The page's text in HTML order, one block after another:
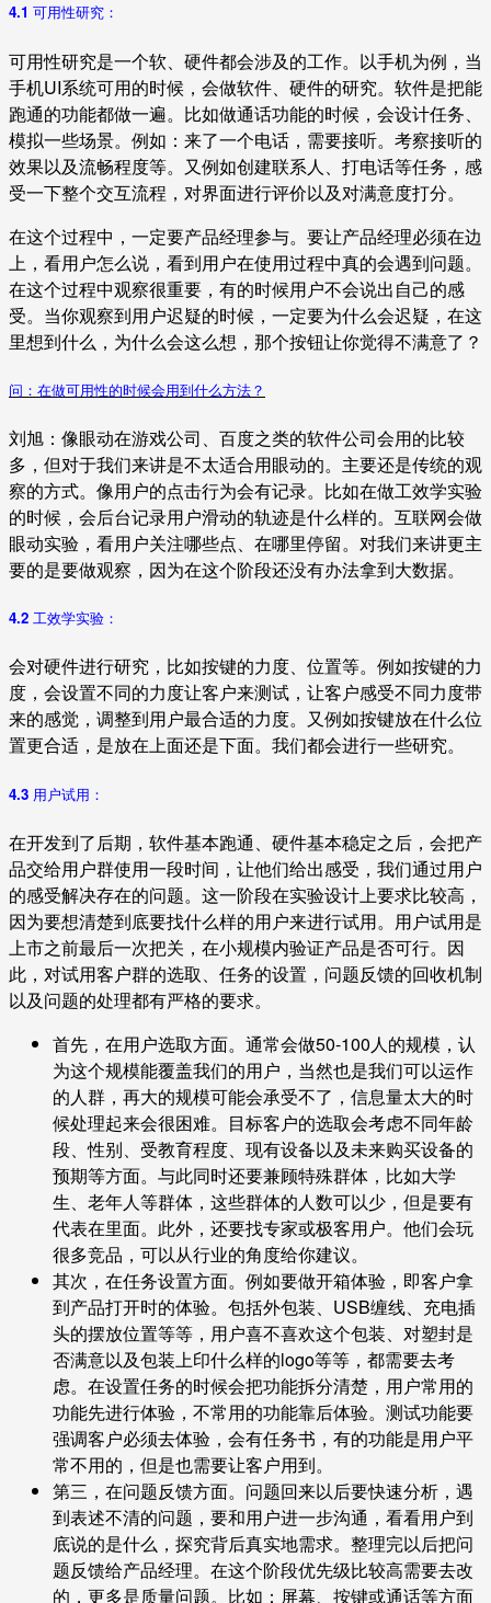
4.1 可用性研究：
可用性研究是一个软、硬件都会涉及的工作。以手机为例，当
手机UI系统可用的时候，会做软件、硬件的研究。软件是把能
跑通的功能都做一遍。比如做通话功能的时候，会设计任务、
模拟一些场景。例如：来了一个电话，需要接听。考察接听的
效果以及流畅程度等。又例如创建联系人、打电话等任务，感
受一下整个交互流程，对界面进行评价以及对满意度打分。
在这个过程中，一定要产品经理参与。要让产品经理必须在边
上，看用户怎么说，看到用户在使用过程中真的会遇到问题。
在这个过程中观察很重要，有的时候用户不会说出自己的感
受。当你观察到用户迟疑的时候，一定要为什么会迟疑，在这
里想到什么，为什么会这么想，那个按钮让你觉得不满意了？
问：在做可用性的时候会用到什么方法？
刘旭：像眼动在游戏公司、百度之类的软件公司会用的比较
多，但对于我们来讲是不太适合用眼动的。主要还是传统的观
察的方式。像用户的点击行为会有记录。比如在做工效学实验
的时候，会后台记录用户滑动的轨迹是什么样的。互联网会做
眼动实验，看用户关注哪些点、在哪里停留。对我们来讲更主
要的是要做观察，因为在这个阶段还没有办法拿到大数据。
4.2 工效学实验：
会对硬件进行研究，比如按键的力度、位置等。例如按键的力
度，会设置不同的力度让客户来测试，让客户感受不同力度带
来的感觉，调整到用户最合适的力度。又例如按键放在什么位
置更合适，是放在上面还是下面。我们都会进行一些研究。
4.3 用户试用：
在开发到了后期，软件基本跑通、硬件基本稳定之后，会把产
品交给用户群使用一段时间，让他们给出感受，我们通过用户
的感受解决存在的问题。这一阶段在实验设计上要求比较高，
因为要想清楚到底要找什么样的用户来进行试用。用户试用是
上市之前最后一次把关，在小规模内验证产品是否可行。因
此，对试用客户群的选取、任务的设置，问题反馈的回收机制
以及问题的处理都有严格的要求。
首先，在用户选取方面。通常会做50-100人的规模，认
为这个规模能覆盖我们的用户，当然也是我们可以运作
的人群，再大的规模可能会承受不了，信息量太大的时
候处理起来会很困难。目标客户的选取会考虑不同年龄
段、性别、受教育程度、现有设备以及未来购买设备的
预期等方面。与此同时还要兼顾特殊群体，比如大学
生、老年人等群体，这些群体的人数可以少，但是要有
代表在里面。此外，还要找专家或极客用户。他们会玩
很多竞品，可以从行业的角度给你建议。
其次，在任务设置方面。例如要做开箱体验，即客户拿
到产品打开时的体验。包括外包装、USB缠线、充电插
头的摆放位置等等，用户喜不喜欢这个包装、对塑封是
否满意以及包装上印什么样的logo等等，都需要去考
虑。在设置任务的时候会把功能拆分清楚，用户常用的
功能先进行体验，不常用的功能靠后体验。测试功能要
强调客户必须去体验，会有任务书，有的功能是用户平
常不用的，但是也需要让客户用到。
第三，在问题反馈方面。问题回来以后要快速分析，遇
到表述不清的问题，要和用户进一步沟通，看看用户到
底说的是什么，探究背后真实地需求。整理完以后把问
题反馈给产品经理。在这个阶段优先级比较高需要去改
的，更多是质量问题。比如：屏幕、按键或通话等方面